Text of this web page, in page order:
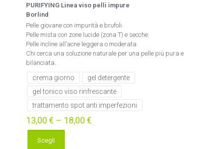
PURIFYING Linea viso pelli impure
Borlind
Pelle giovane con impurità e brufoli.
Pelle mista con zone lucide (zona T) e secche.
Pelle incline all’acne leggera o moderata.
Chi cerca una soluzione naturale per una pelle più pura e
bilanciata.
crema giorno
gel detergente
gel tonico viso rinfrescante
trattamento spot anti imperfezioni
13,00 € – 18,00 €
Scegli
Questo